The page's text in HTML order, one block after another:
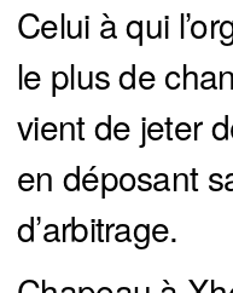
Celui à qui
le plus de
vient de jeter
en déposant
d’arbitrage.